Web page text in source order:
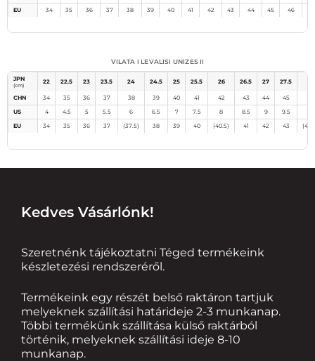
EU
34 35 36 37 38 39 40 41 42 43 44 45 46
VILATA I LEVALISI UNIZES II
JPN
(cm)
22 22.5 23 23.5 24 24.5 25 25.5 26 26.5 27 27.5
CHN 34 35 36 37 38 39 40 41 42 43 44 45
US
4 4.5 5 5.5 6 6.5 7 7.5 8 8.5 9 9.5
EU
34 35 36 37 (37.5) 38 39 40 (40.5) 41 42 43
Kedves Vásárlónk!
Szeretnénk tájékoztatni Téged termékeink
készletezési rendszeréről.
Termékeink egy részét belső raktáron tartjuk
melyeknek szállítási határideje 2-3 munkanap.
Többi termékünk szállítása külső raktárból
történik, melyeknek szállítási ideje 8-10
munkanap.